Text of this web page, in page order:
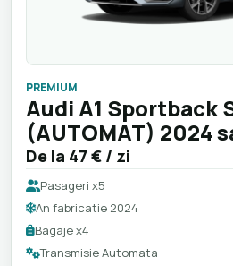
PREMIUM
Audi A1 Sportback
(AUTOMAT) 2024
De la 47 € / zi
Pasageri x5
An fabricatie 2024
Bagaje x4
Transmisie Automata